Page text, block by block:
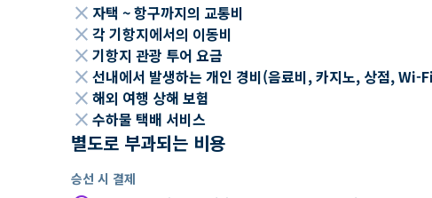
close 자택 ~ 항구까지의 교통비
close 각 기항지에서의 이동비
close 기항지 관광 투어 요금
close 선내에서 발생하는 개인 경비(음료비, 카지노, 상점, Wi-
close 해외 여행 상해 보험
close 수하물 택배 서비스
별도로 부과되는 비용
승선 시 결제